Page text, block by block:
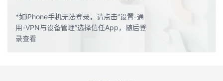
*如iPhone手机无法登录，请点击“设置-通
用-VPN与设备管理”选择信任App，随后登
录查看